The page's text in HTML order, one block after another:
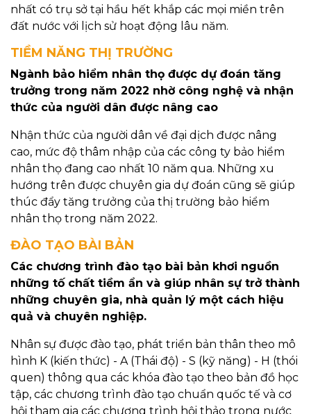
nhất có trụ sở tại hầu hết khắp các mọi miền trên
đất nước với lịch sử hoạt động lâu năm.
TIỀM NĂNG THỊ TRƯỜNG
Ngành bảo hiểm nhân thọ được dự đoán tăng
trưởng trong năm 2022 nhờ công nghệ và nhận
thức của người dân được nâng cao
Nhận thức của người dân về đại dịch được nâng
cao, mức độ thâm nhập của các công ty bảo hiểm
nhân thọ đang cao nhất 10 năm qua. Những xu
hướng trên được chuyên gia dự đoán cũng sẽ giúp
thúc đẩy tăng trưởng của thị trường bảo hiểm
nhân thọ trong năm 2022.
ĐÀO TẠO BÀI BẢN
Các chương trình đào tạo bài bản khơi nguồn
những tố chất tiềm ẩn và giúp nhân sự trở thành
những chuyên gia, nhà quản lý một cách hiệu
quả và chuyên nghiệp.
Nhân sự được đào tạo, phát triển bản thân theo mô
hình K (kiến thức) - A (Thái độ) - S (kỹ năng) - H (thói
quen) thông qua các khóa đào tạo theo bản đồ học
tập, các chương trình đào tạo chuẩn quốc tế và cơ
hội tham gia các chương trình hội thảo trong nước